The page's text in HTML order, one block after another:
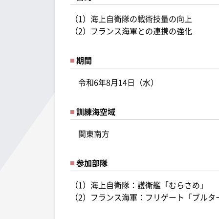
（1）海上自衛隊の戦術技量の向上
（2）フランス海軍との連携の強化
期間
令和6年8月14日（水）
訓練海空域
関東南方
参加部隊
（1）海上自衛隊：護衛艦「むらさめ」
（2）フランス海軍：フリゲート「ブル